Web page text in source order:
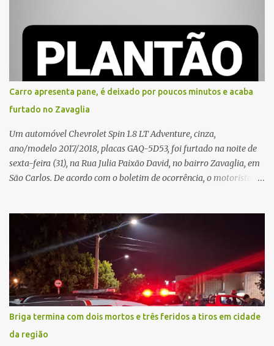
proximidades. Ainda conforme o registro policial, a vítima relatou
que, ao receber a entrega, voltou a ser ofendida com palavras de
baixo calão e insultos. Ela informou à Polícia Civil que mora
sozinha e que se sentiu ameaçada, coagida e humilhada com a
situação. Fonte: São Carlos Agora
Carro apresenta pane, é deixado por poucos minutos e acaba
furtado no Zavaglia
Um automóvel Chevrolet Spin 1.8 LT Adventure, cinza,
ano/modelo 2017/2018, placas GAQ-5D53, foi furtado na noite de
sexta-feira (31), na Rua Julia Paixão David, no bairro Zavaglia, em
São Carlos. De acordo com o boletim de ocorrência, o motorista
partida. Ainda segundo o registro policial, o condutor estacionou o
carro, certificou-se de que todas as portas estavam trancadas,
permaneceu com a chave de ignição e se ausentou do local por
cerca de dez minutos para buscar ajuda. Ao retornar, constatou
que o automóvel havia desaparecido. A vítima realizou buscas
pelas imediações, mas não conseguiu localizar o veículo.
Conforme o boletim, um menino de aproximadamente 10 anos
relatou ter visto a Spin passando pelo local fazendo um forte ruído,
característica compatível com o problema mecânico que o veículo
Briga termina com dois mortos e três feridos a tiros em cidade
da região